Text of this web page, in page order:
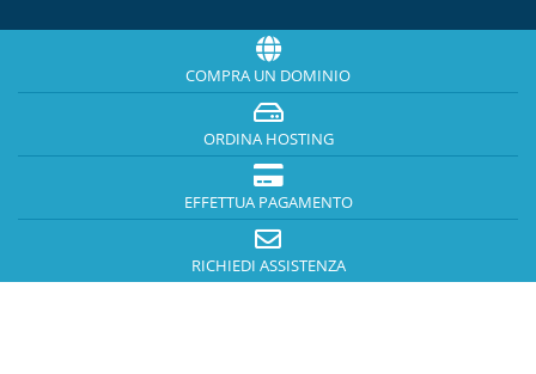
COMPRA UN DOMINIO
ORDINA HOSTING
EFFETTUA PAGAMENTO
RICHIEDI ASSISTENZA